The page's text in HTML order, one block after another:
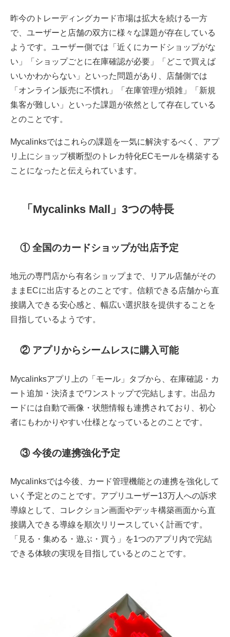
昨今のトレーディングカード市場は拡大を続ける一方
で、ユーザーと店舗の双方に様々な課題が存在している
ようです。ユーザー側では「近くにカードショップがな
い」「ショップごとに在庫確認が必要」「どこで買えば
いいかわからない」といった問題があり、店舗側では
「オンライン販売に不慣れ」「在庫管理が煩雑」「新規
集客が難しい」といった課題が依然として存在している
とのことです。
Mycalinksではこれらの課題を一気に解決するべく、アプ
リ上にショップ横断型のトレカ特化ECモールを構築する
ことになったと伝えられています。
「Mycalinks Mall」3つの特長
① 全国のカードショップが出店予定
地元の専門店から有名ショップまで、リアル店舗がその
ままECに出店するとのことです。信頼できる店舗から直
接購入できる安心感と、幅広い選択肢を提供することを
目指しているようです。
② アプリからシームレスに購入可能
Mycalinksアプリ上の「モール」タブから、在庫確認・カ
ート追加・決済までワンストップで完結します。出品カ
ードには自動で画像・状態情報も連携されており、初心
者にもわかりやすい仕様となっているとのことです。
③ 今後の連携強化予定
Mycalinksでは今後、カード管理機能との連携を強化して
いく予定とのことです。アプリユーザー13万人への訴求
導線として、コレクション画面やデッキ構築画面から直
接購入できる導線を順次リリースしていく計画です。
「見る・集める・遊ぶ・買う」を1つのアプリ内で完結
できる体験の実現を目指しているとのことです。